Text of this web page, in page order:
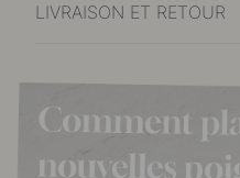
LIVRAISON ET RETOUR